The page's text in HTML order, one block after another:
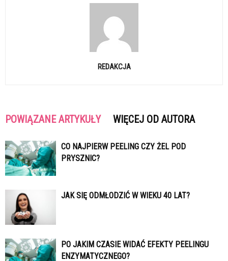
REDAKCJA
POWIĄZANE ARTYKUŁY WIĘCEJ OD AUTORA
CO NAJPIERW PEELING CZY ŻEL POD
PRYSZNIC?
JAK SIĘ ODMŁODZIĆ W WIEKU 40 LAT?
PO JAKIM CZASIE WIDAĆ EFEKTY PEELINGU
ENZYMATYCZNEGO?